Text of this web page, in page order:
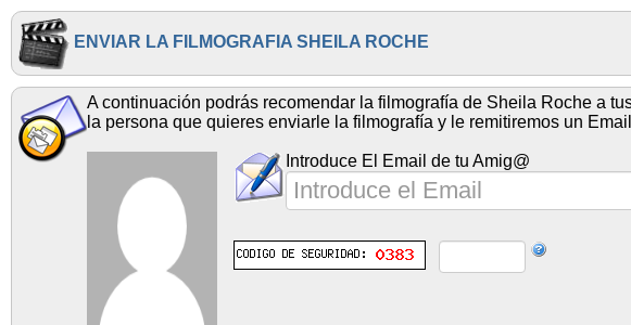
ENVIAR LA FILMOGRAFIA SHEILA ROCHE
A continuación podrás recomendar la filmografía de Sheila Roche a
la persona que quieres enviarle la filmografía y le remitiremos un
Introduce El Email de tu Amig@